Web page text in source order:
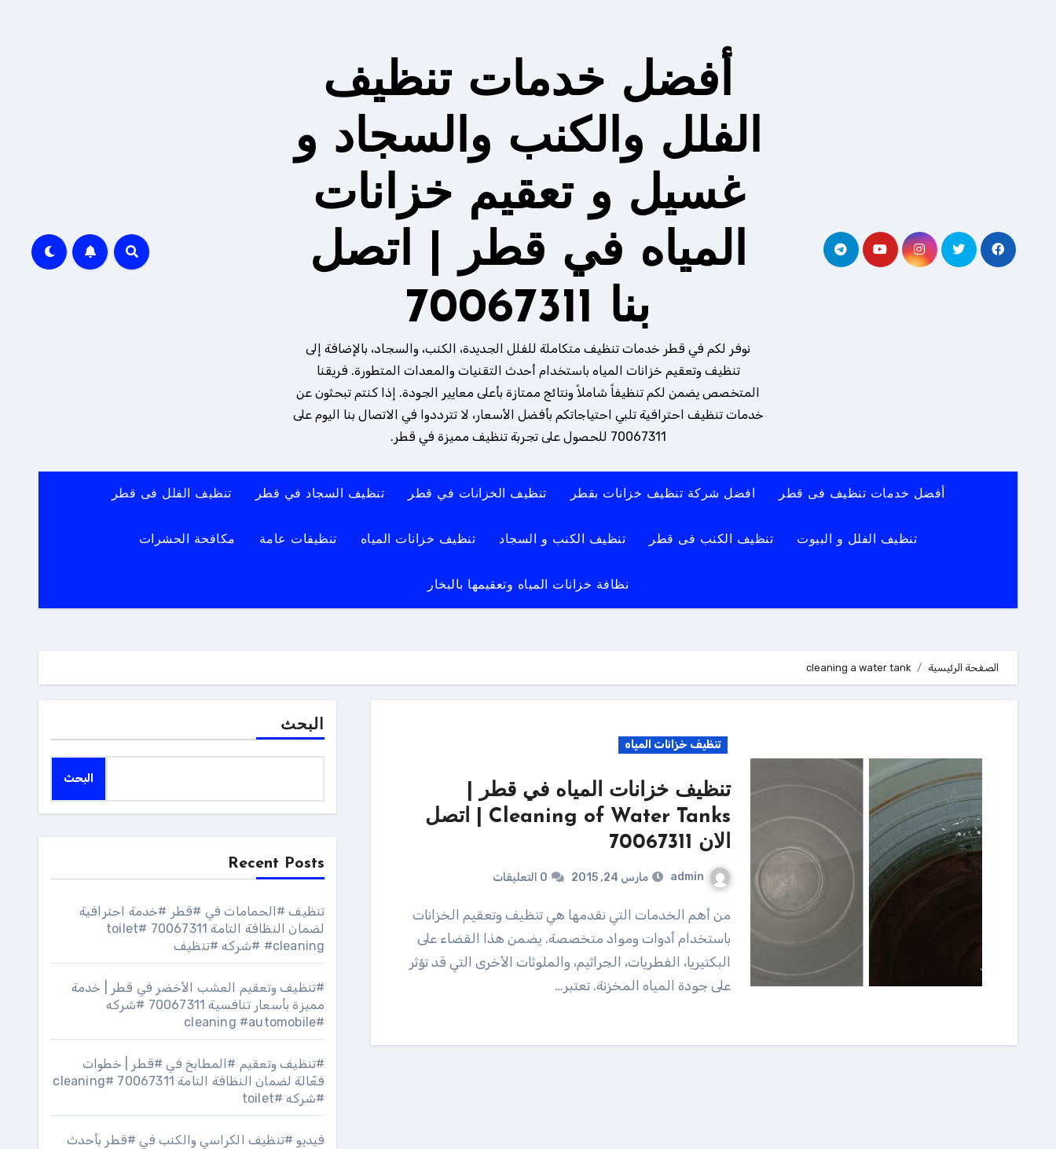
أفضل خدمات تنظيف
الفلل والكنب والسجاد و
غسيل و تعقيم خزانات
المياه في قطر | اتصل
بنا 70067311
نوفر لكم في قطر خدمات تنظيف متكاملة للفلل الجديدة، الكنب، والسجاد، بالإضافة إلى
تنظيف وتعقيم خزانات المياه باستخدام أحدث التقنيات والمعدات المتطورة. فريقنا
المتخصص يضمن لكم تنظيفاً شاملاً ونتائج ممتازة بأعلى معايير الجودة. إذا كنتم تبحثون عن
خدمات تنظيف احترافية تلبي احتياجاتكم بأفضل الأسعار، لا تترددوا في الاتصال بنا اليوم على
70067311 للحصول على تجربة تنظيف مميزة في قطر.
أفضل خدمات تنظيف فى قطر افضل شركة تنظيف خزانات بقطر تنظيف الخزانات في قطر تنظيف السجاد في قطر تنظيف الفلل فى قطر
تنظيف الفلل و البيوت تنظيف الكنب فى قطر تنظيف الكنب و السجاد تنظيف خزانات المياه تنظيفات عامة مكافحة الحشرات
نظافة خزانات المياه وتعقيمها بالبخار
الصفحة الرئيسية cleaning a water tank
تنظيف خزانات المياه
تنظيف خزانات المياه في قطر |
Cleaning of Water Tanks | اتصل
الان 70067311
admin مارس 24, 2015 0 التعليقات
من أهم الخدمات التي نقدمها هي تنظيف وتعقيم الخزانات
باستخدام أدوات ومواد متخصصة. يضمن هذا القضاء على
البكتيريا، الفطريات، الجراثيم، والملوثات الأخرى التي قد تؤثر
على جودة المياه المخزنة. تعتبر…
البحث
البحث
Recent Posts
تنظيف #الحمامات في #قطر #خدمة احترافية
لضمان النظافة التامة 70067311 #toilet
#cleaning #شركه #تنظيف
#تنظيف وتعقيم العشب الأخضر في قطر | خدمة
مميزة بأسعار تنافسية 70067311 #شركه
#cleaning #automobile
#تنظيف وتعقيم #المطابخ في #قطر | خطوات
فعّالة لضمان النظافة التامة 70067311 #cleaning
#شركه #toilet
فيديو #تنظيف الكراسي والكنب في #قطر بأحدث